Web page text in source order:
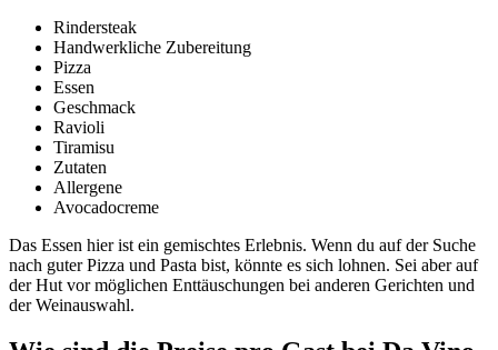
Rindersteak
Handwerkliche Zubereitung
Pizza
Essen
Geschmack
Ravioli
Tiramisu
Zutaten
Allergene
Avocadocreme
Das Essen hier ist ein gemischtes Erlebnis. Wenn du auf der Suche
nach guter Pizza und Pasta bist, könnte es sich lohnen. Sei aber auf
der Hut vor möglichen Enttäuschungen bei anderen Gerichten und
der Weinauswahl.